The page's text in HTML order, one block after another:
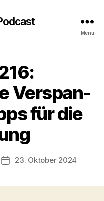
Menü
Verspan­
für die
Veröffentlichungsdatum
23. Oktober 2024